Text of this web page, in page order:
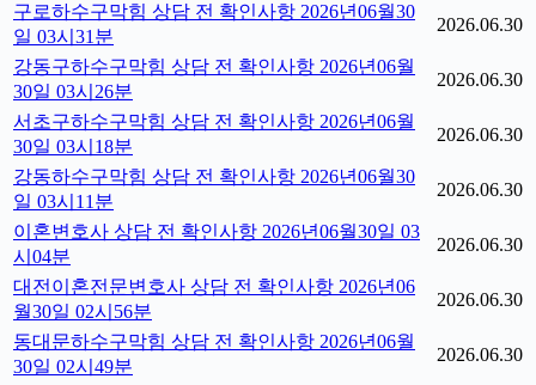
구로하수구막힘 상담 전 확인사항 2026년06월30
일 03시31분
2026.06.30
강동구하수구막힘 상담 전 확인사항 2026년06월
30일 03시26분
2026.06.30
서초구하수구막힘 상담 전 확인사항 2026년06월
30일 03시18분
2026.06.30
강동하수구막힘 상담 전 확인사항 2026년06월30
일 03시11분
2026.06.30
이혼변호사 상담 전 확인사항 2026년06월30일 03
시04분
2026.06.30
대전이혼전문변호사 상담 전 확인사항 2026년06
월30일 02시56분
2026.06.30
동대문하수구막힘 상담 전 확인사항 2026년06월
30일 02시49분
2026.06.30